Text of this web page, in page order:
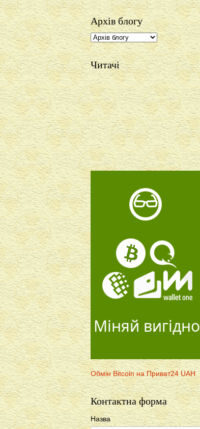
Архів блогу
Читачі
Міняй вигідно
Обмін Bitcoin на Приват24 UAH
Контактна форма
Назва